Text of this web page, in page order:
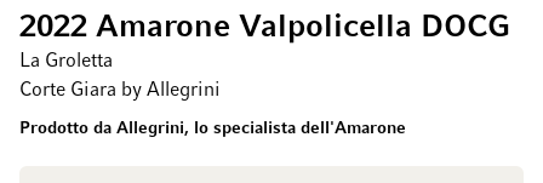
2022 Amarone Valpolicella DOCG
La Groletta
Corte Giara by Allegrini
Prodotto da Allegrini, lo specialista dell'Amarone